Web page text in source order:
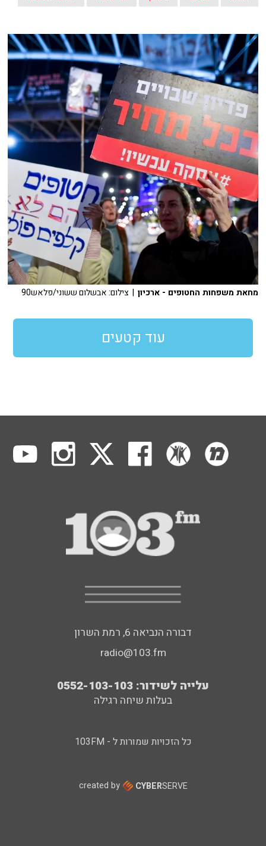
מחאת משפחות החטופים - ארכיון | צילום: אבשלום ששוני/פלאש90
עוד קטעים
דבורה הנביאה 6, רמת השרון
radio@103.fm
עלייה לשידור: 0552-103-103
בעלות שיחה רגילה
כל הזכויות שמורות ל - 103FM
created by CYBERSERVE